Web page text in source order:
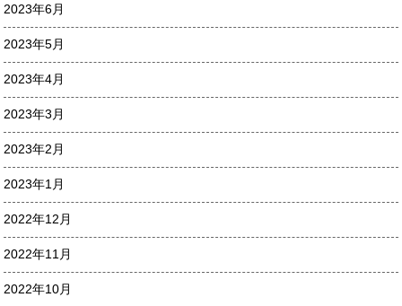
2023年6月
2023年5月
2023年4月
2023年3月
2023年2月
2023年1月
2022年12月
2022年11月
2022年10月